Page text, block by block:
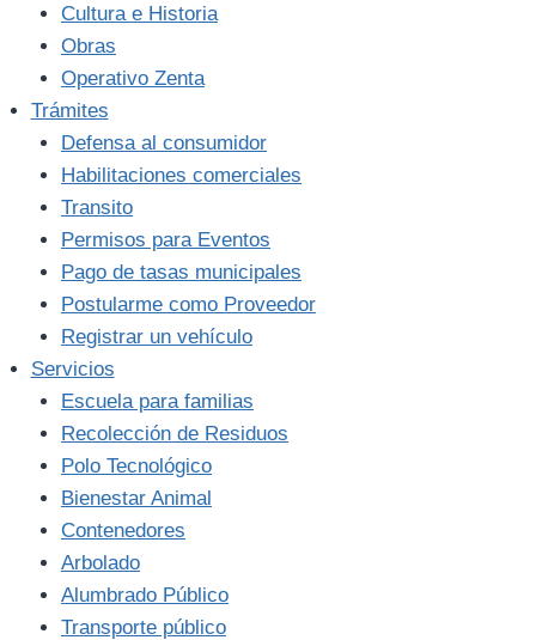
Cultura e Historia
Obras
Operativo Zenta
Trámites
Defensa al consumidor
Habilitaciones comerciales
Transito
Permisos para Eventos
Pago de tasas municipales
Postularme como Proveedor
Registrar un vehículo
Servicios
Escuela para familias
Recolección de Residuos
Polo Tecnológico
Bienestar Animal
Contenedores
Arbolado
Alumbrado Público
Transporte público